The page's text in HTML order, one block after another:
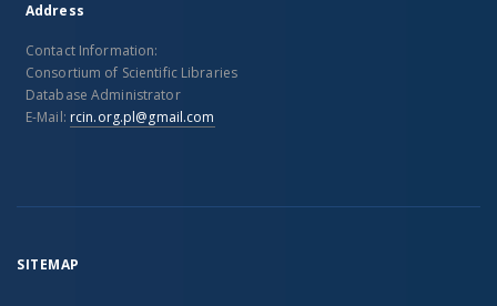
Address
Contact Information:
Consortium of Scientific Libraries
Database Administrator
E-Mail: rcin.org.pl@gmail.com
SITEMAP